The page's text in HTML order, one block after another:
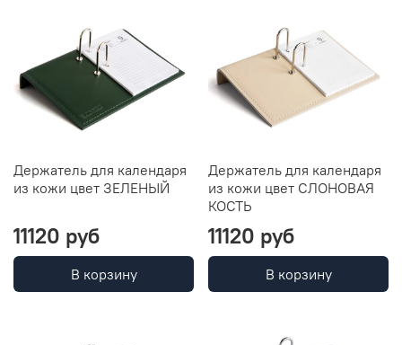
Держатель для календаря
из кожи цвет ЗЕЛЕНЫЙ
11120 руб
В корзину
Держатель для календаря
из кожи цвет СЛОНОВАЯ
КОСТЬ
11120 руб
В корзину